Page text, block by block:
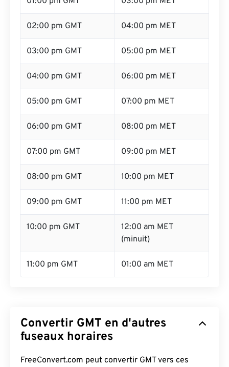
02:00 pm GMT 04:00 pm MET
03:00 pm GMT 05:00 pm MET
04:00 pm GMT 06:00 pm MET
05:00 pm GMT 07:00 pm MET
06:00 pm GMT 08:00 pm MET
07:00 pm GMT 09:00 pm MET
08:00 pm GMT 10:00 pm MET
09:00 pm GMT 11:00 pm MET
10:00 pm GMT
12:00 am MET
(minuit)
11:00 pm GMT 01:00 am MET
Convertir GMT en d'autres
fuseaux horaires
FreeConvert.com peut convertir GMT vers ces